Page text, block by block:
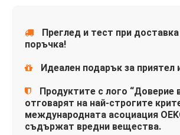
Преглед и тест при
поръчка!
Идеален подарък за приятел
Продуктите с лого “Доверие
отговарят на най-строгите
международната асоциация
съдържат вредни вещества.